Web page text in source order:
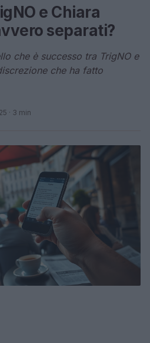
e Chiara
separati?
che è successo tra TrigNO e
che ha fatto
· 3 min